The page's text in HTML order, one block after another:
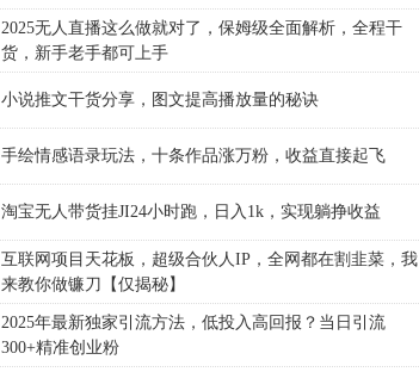
2025无人直播这么做就对了，保姆级全面解析，全程干
货，新手老手都可上手
小说推文干货分享，图文提高播放量的秘诀
手绘情感语录玩法，十条作品涨万粉，收益直接起飞
淘宝无人带货挂JI24小时跑，日入1k，实现躺挣收益
互联网项目天花板，超级合伙人IP，全网都在割韭菜，我
来教你做镰刀【仅揭秘】
2025年最新独家引流方法，低投入高回报？当日引流
300+精准创业粉